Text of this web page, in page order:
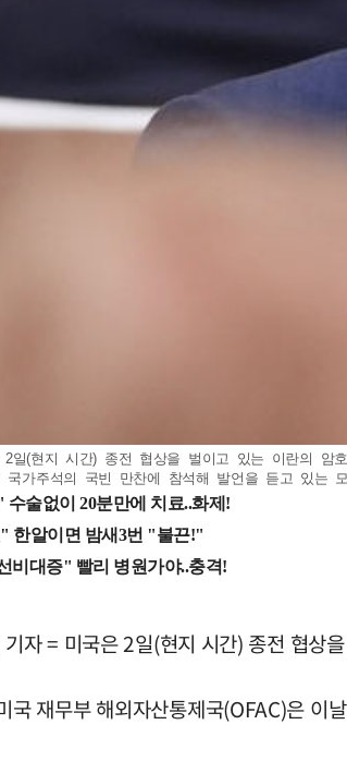
2일(현지 시간) 종전 협상을 벌이고 있는 이란의
가주석의 국빈 만찬에 참석해 발언을 듣고 있는
자 = 미국은 2일(현지 시간) 종전 협상
국 재무부 해외자산통제국(OFAC)은 이